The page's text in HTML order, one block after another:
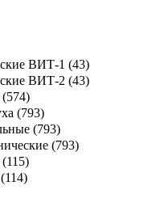
ВИТ-1 (43)
ВИТ-2 (43)
(574)
(793)
(793)
(793)
(115)
(114)